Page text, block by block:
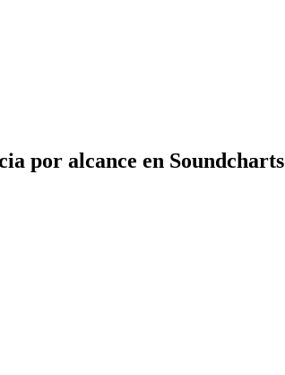
por alcance en Soundcharts